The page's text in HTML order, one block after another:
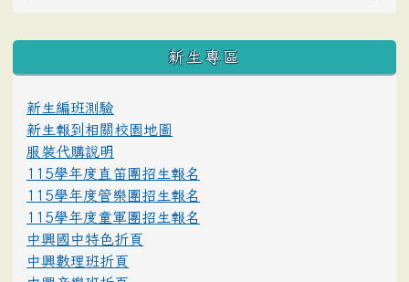
:::
新生專區
新生編班測驗
新生報到相關校園地圖
服裝代購說明
115學年度直笛團招生報名
115學年度管樂團招生報名
115學年度童軍團招生報名
中興國中特色折頁
中興數理班折頁